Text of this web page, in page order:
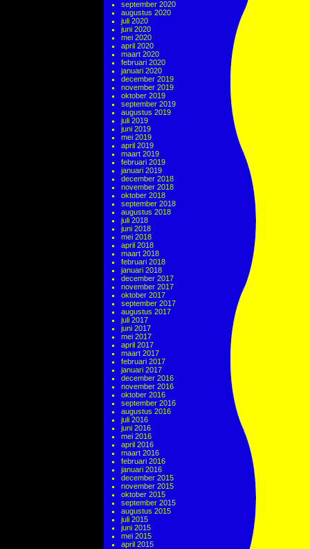
september 2020
augustus 2020
juli 2020
juni 2020
mei 2020
april 2020
maart 2020
februari 2020
januari 2020
december 2019
november 2019
oktober 2019
september 2019
augustus 2019
juli 2019
juni 2019
mei 2019
april 2019
maart 2019
februari 2019
januari 2019
december 2018
november 2018
oktober 2018
september 2018
augustus 2018
juli 2018
juni 2018
mei 2018
april 2018
maart 2018
februari 2018
januari 2018
december 2017
november 2017
oktober 2017
september 2017
augustus 2017
juli 2017
juni 2017
mei 2017
april 2017
maart 2017
februari 2017
januari 2017
december 2016
november 2016
oktober 2016
september 2016
augustus 2016
juli 2016
juni 2016
mei 2016
april 2016
maart 2016
februari 2016
januari 2016
december 2015
november 2015
oktober 2015
september 2015
augustus 2015
juli 2015
juni 2015
mei 2015
april 2015